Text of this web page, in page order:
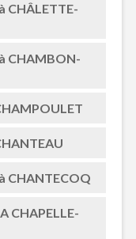
CHÂLETTE-
CHAMBON-
CHANTECOQ
CHAPELLE-